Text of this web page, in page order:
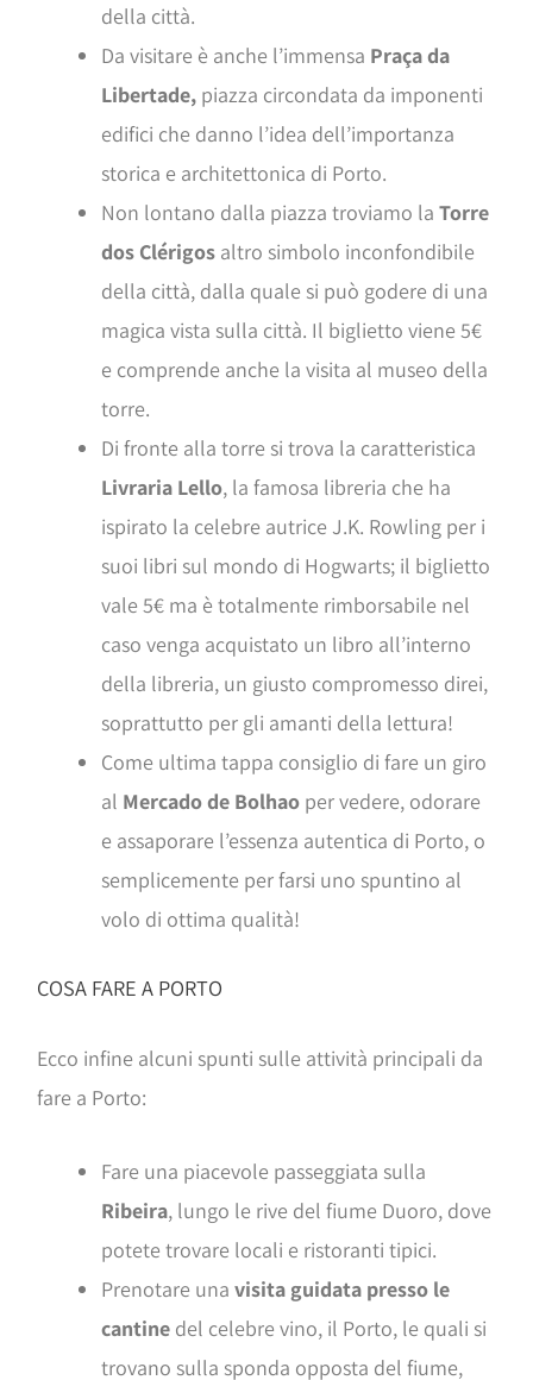
della città.
Da visitare è anche l’immensa Praça da
Libertade, piazza circondata da imponenti
edifici che danno l’idea dell’importanza
storica e architettonica di Porto.
Non lontano dalla piazza troviamo laTorre
dos Clérigos altro simbolo inconfondibile
della città, dalla quale si può godere di una
magica vista sulla città. Il biglietto viene 5€
e comprende anche la visita al museo della
torre.
Di fronte alla torre si trova la caratteristica
Livraria Lello, la famosa libreria che ha
ispirato la celebre autrice J.K. Rowling per i
suoi libri sul mondo di Hogwarts; il biglietto
vale 5€ ma è totalmente rimborsabile nel
caso venga acquistato un libro all’interno
della libreria, un giusto compromesso direi,
soprattutto per gli amanti della lettura!
Come ultima tappa consiglio di fare un giro
al Mercado de Bolhao per vedere, odorare
e assaporare l’essenza autentica di Porto, o
semplicemente per farsi uno spuntino al
volo di ottima qualità!
COSA FARE A PORTO
Ecco infine alcuni spunti sulle attività principali da
fare a Porto:
Fare una piacevole passeggiata sulla
Ribeira, lungo le rive del fiume Duoro, dove
potete trovare locali e ristoranti tipici.
Prenotare unavisita guidata presso le
cantine del celebre vino, il Porto, le quali si
trovano sulla sponda opposta del fiume,